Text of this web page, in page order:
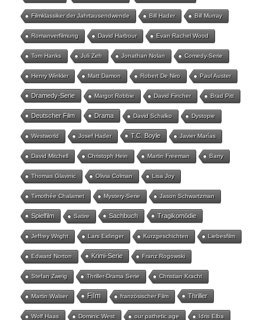
Filmklassiker der Jahrtausendwende Bill Hader Bill Murray
Romanverfilmung David Harbour Evan Rachel Wood
Tom Hanks Juli Zeh Jonathan Nolan Comedy-Serie
Henry Winkler Matt Damon Robert De Niro Paul Auster
Dramedy-Serie Margot Robbie David Fincher Brad Pitt
Deutscher Film Drama David Schalko Dystopie
Westworld Josef Hader T.C. Boyle Javier Marías
David Mitchell Christoph Hein Martin Freeman Barry
Thomas Glavinic Olivia Colman Lisa Joy
Timothée Chalamet Mystery-Serie Jason Schwartzman
Spielfilm Satire Sachbuch Tragikomödie
Jeffrey Wright Lars Eidinger Kurzgeschichten Liebesfilm
Edward Norton Krimi-Serie Franz Rogowski
Stefan Zweig Thriller-Drama Serie Christian Kracht
Martin Walser Film französischer Film Thriller
Wolf Haas Dominic West our pathetic age Idris Elba